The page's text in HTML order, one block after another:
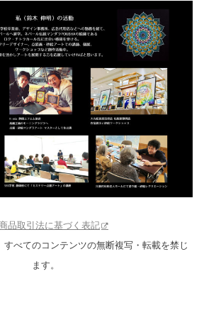
品取引法に基づく表記
べてのコンテンツの無断複写・転載を禁じ
ます。